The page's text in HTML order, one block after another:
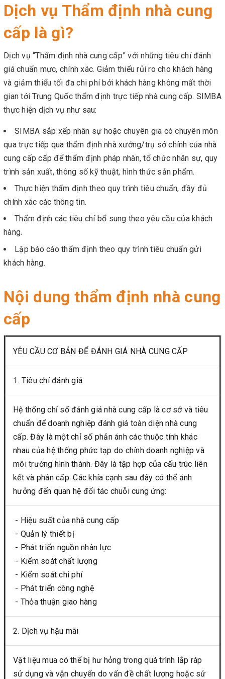
Dịch vụ Thẩm định nhà cung
cấp là gì?
Dịch vụ “Thẩm định nhà cung cấp” với những tiêu chí đánh
giá chuẩn mực, chính xác. Giảm thiểu rủi ro cho khách hàng
và giảm thiểu tối đa chi phí bởi khách hàng không mất thời
gian tới Trung Quốc thẩm định trực tiếp nhà cung cấp. SIMBA
thực hiện dịch vụ như sau:
SIMBA sắp xếp nhân sự hoặc chuyên gia có chuyên môn
qua trực tiếp qua thẩm định nhà xưởng/trụ sở chính của nhà
cung cấp cấp để thẩm định pháp nhân, tổ chức nhân sự, quy
trình sản xuất, thông số kỹ thuật, hình thức sản phẩm.
Thực hiện thẩm định theo quy trình tiêu chuẩn, đầy đủ
chính xác các thông tin.
Thẩm định các tiêu chí bổ sung theo yêu cầu của khách
hàng.
Lập báo cáo thẩm định theo quy trình tiêu chuẩn gửi
khách hàng.
Nội dung thẩm định nhà cung
cấp
YÊU CẦU CƠ BẢN ĐỂ ĐÁNH GIÁ NHÀ CUNG CẤP
1. Tiêu chí đánh giá
Hệ thống chỉ số đánh giá nhà cung cấp là cơ sở và tiêu
chuẩn để doanh nghiệp đánh giá toàn diện nhà cung
cấp. Đây là một chỉ số phản ánh các thuộc tính khác
nhau của hệ thống phức tạp do chính doanh nghiệp và
môi trường hình thành. Đây là tập hợp của cấu trúc liên
kết và phân cấp. Các khía cạnh sau đây có thể ảnh
hưởng đến quan hệ đối tác chuỗi cung ứng:
- Hiệu suất của nhà cung cấp
- Quản lý thiết bị
- Phát triển nguồn nhân lực
- Kiểm soát chất lượng
- Kiểm soát chi phí
- Phát triển công nghệ
- Thỏa thuận giao hàng
2. Dịch vụ hậu mãi
Vật liệu mua có thể bị hư hỏng trong quá trình lắp ráp
sử dụng và vận chuyển do vấn đề chất lượng hoặc sử